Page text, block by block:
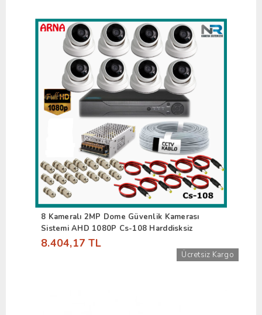
8 Kameralı 2MP Dome Güvenlik Kamerası
Sistemi AHD 1080P Cs-108 Harddisksiz
8.404,17 TL
Ücretsiz Kargo